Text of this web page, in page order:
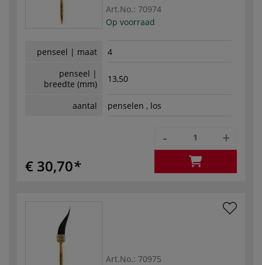
Art.No.: 70974
Op voorraad
penseel | maat
4
penseel |
breedte (mm)
13,50
aantal penselen , los
€ 30,70
- +
Art.No.: 70975